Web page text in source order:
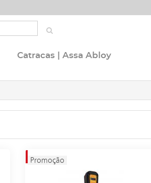
Catracas | Assa Abloy